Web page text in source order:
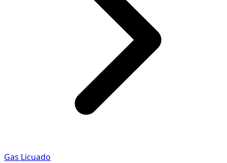
Gas Licuado